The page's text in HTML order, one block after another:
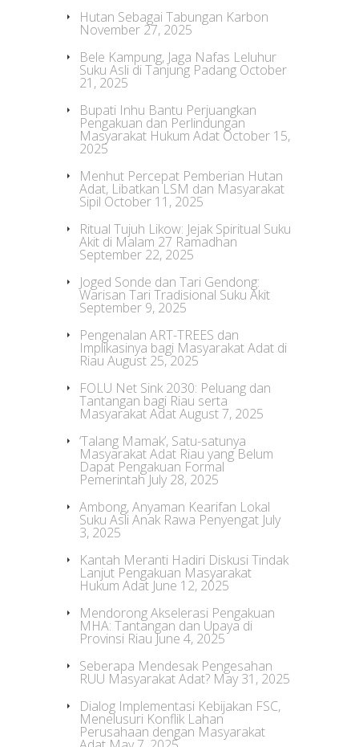
Hutan Sebagai Tabungan Karbon
November 27, 2025
Bele Kampung, Jaga Nafas Leluhur
Suku Asli di Tanjung Padang October
21, 2025
Bupati Inhu Bantu Perjuangkan
Pengakuan dan Perlindungan
Masyarakat Hukum Adat October 15,
2025
Menhut Percepat Pemberian Hutan
Adat, Libatkan LSM dan Masyarakat
Sipil October 11, 2025
Ritual Tujuh Likow: Jejak Spiritual Suku
Akit di Malam 27 Ramadhan
September 22, 2025
Joged Sonde dan Tari Gendong:
Warisan Tari Tradisional Suku Akit
September 9, 2025
Pengenalan ART-TREES dan
Implikasinya bagi Masyarakat Adat di
Riau August 25, 2025
FOLU Net Sink 2030: Peluang dan
Tantangan bagi Riau serta
Masyarakat AdatAugust 7, 2025
‘Talang Mamak’, Satu-satunya
Masyarakat Adat Riau yang Belum
Dapat Pengakuan Formal
Pemerintah July 28, 2025
Ambong, Anyaman Kearifan Lokal
Suku Asli Anak Rawa Penyengat July
3, 2025
Kantah Meranti Hadiri Diskusi Tindak
Lanjut Pengakuan Masyarakat
Hukum Adat June 12, 2025
Mendorong Akselerasi Pengakuan
MHA: Tantangan dan Upaya di
Provinsi Riau June 4, 2025
Seberapa Mendesak Pengesahan
RUU Masyarakat Adat? May 31, 2025
Dialog Implementasi Kebijakan FSC,
Menelusuri Konflik Lahan
Perusahaan dengan Masyarakat